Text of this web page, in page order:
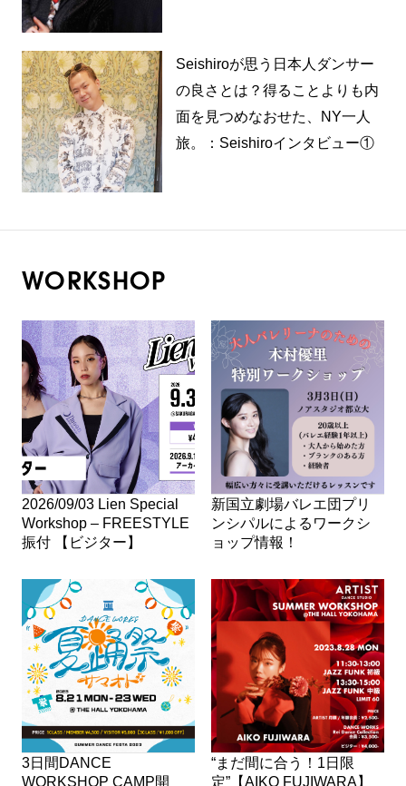
Seishiroが思う日本人ダンサー
の良さとは？得ることよりも内
面を見つめなおせた、NY一人
旅。：Seishiroインタビュー①
WORKSHOP
2026/09/03 Lien Special
Workshop – FREESTYLE
振付 【ビジター】
新国立劇場バレエ団プリ
ンシパルによるワークシ
ョップ情報！
3日間DANCE
WORKSHOP CAMP開
“まだ間に合う！1日限
定”【AIKO FUJIWARA】